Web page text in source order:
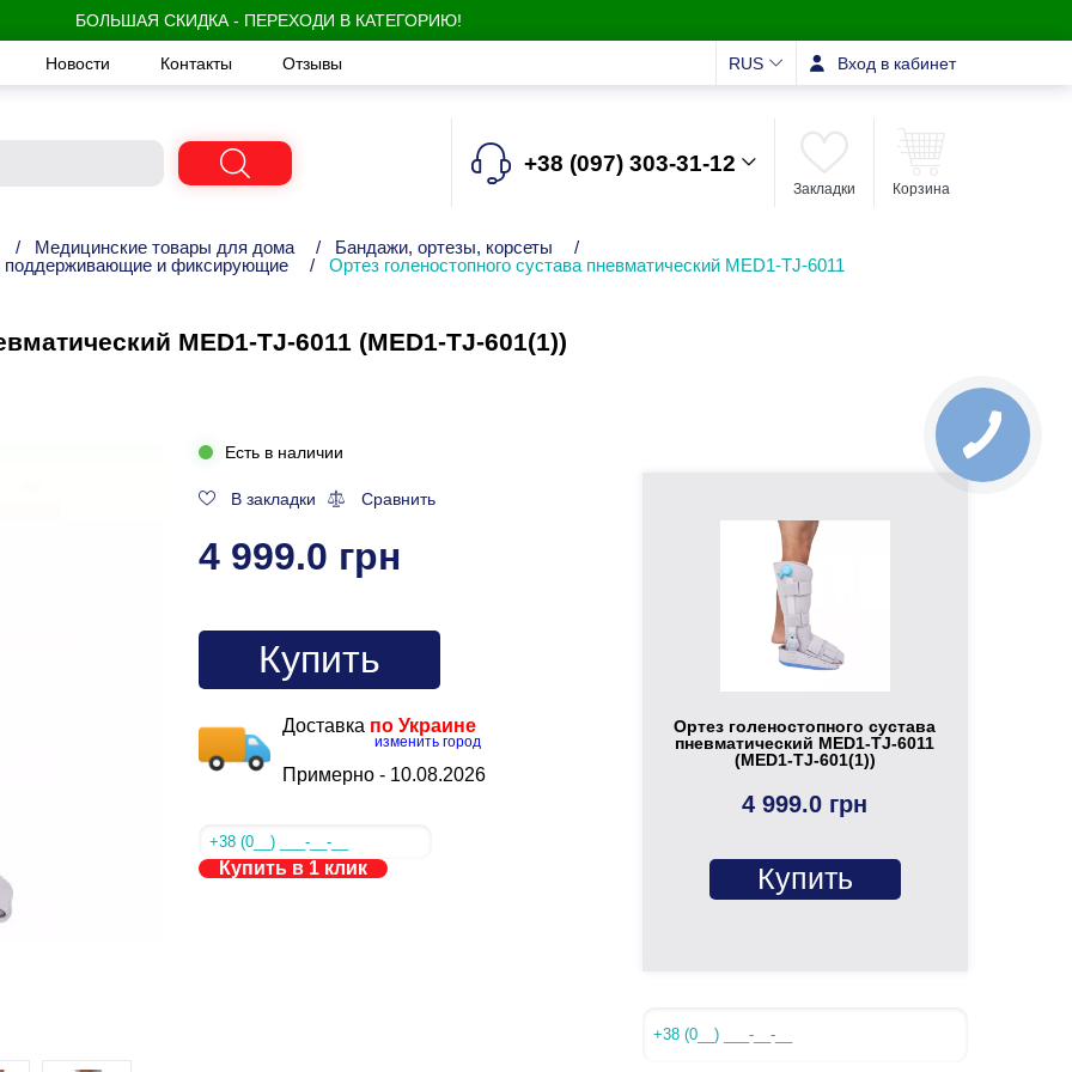
БОЛЬШАЯ СКИДКА - ПЕРЕХОДИ В КАТЕГОРИЮ!
Новости Контакты Отзывы RUS Вход в кабинет
+38 (097) 303-31-12
Закладки Корзина
/ Медицинские товары для дома / Бандажи, ортезы, корсеты
/
поддерживающие и фиксирующие
/ Ортез голеностопного сустава пневматический MED1-TJ-6011
MED1-TJ-6011 (MED1-TJ-601(1))
Есть в наличии
В закладки Сравнить
4 999.0 грн
Купить
Доставка по Украине
изменить город
Примерно - 10.08.2026
Купить в 1 клик
Ортез голеностопного сустава
пневматический MED1-TJ-6011
(MED1-TJ-601(1))
4 999.0 грн
Купить